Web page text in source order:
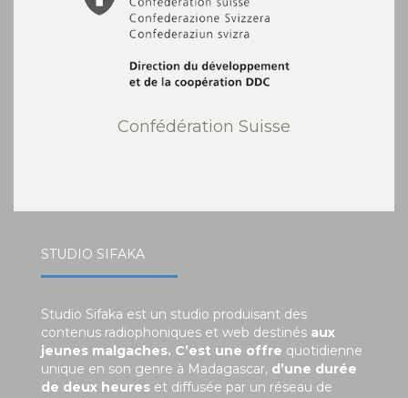
Confédération Suisse
STUDIO SIFAKA
Studio Sifaka est un studio produisant des
contenus radiophoniques et web destinés aux
jeunes malgaches. C’est une offre quotidienne
unique en son genre à Madagascar, d’une durée
de deux heures et diffusée par un réseau de